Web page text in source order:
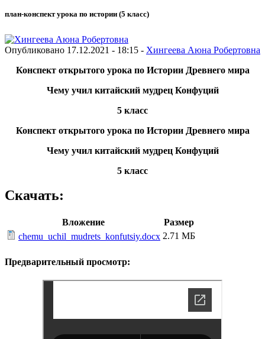
план-конспект урока по истории (5 класс)
Опубликовано 17.12.2021 - 18:15 - Хингеева Аюна Робертовна
Конспект открытого урока по Истории Древнего мира
Чему учил китайский мудрец Конфуций
5 класс
Конспект открытого урока по Истории Древнего мира
Чему учил китайский мудрец Конфуций
5 класс
Скачать:
Вложение
Размер
chemu_uchil_mudrets_konfutsiy.docx 2.71 МБ
Предварительный просмотр: